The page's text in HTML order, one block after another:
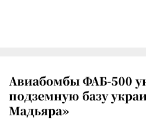
Авиабомбы ФАБ-500
подземную базу
Мадьяра»